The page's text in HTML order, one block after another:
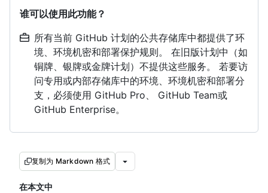
谁可以使用此功能？
所有当前 GitHub 计划的公共存储库中都提供了环
境、环境机密和部署保护规则。 在旧版计划中（如
铜牌、银牌或金牌计划）不提供这些服务。 若要访
问专用或内部存储库中的环境、环境机密和部署分
支，必须使用 GitHub Pro、 GitHub Team或
GitHub Enterprise。
复制为 Markdown 格式
在本文中